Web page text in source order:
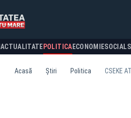
ACTUALITATE POLITICA ECONOMIESOCIAL
Acasă Știri Politica CSEKE